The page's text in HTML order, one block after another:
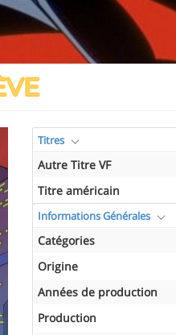
Titres
Autre Titre VF
Titre américain
Informations Générales
Catégories
Origine
Années de production
Production